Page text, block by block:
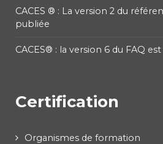
CACES ® : La version 2 du
publiée
CACES® : la version 6 du FAQ
Certification
Organismes de formation